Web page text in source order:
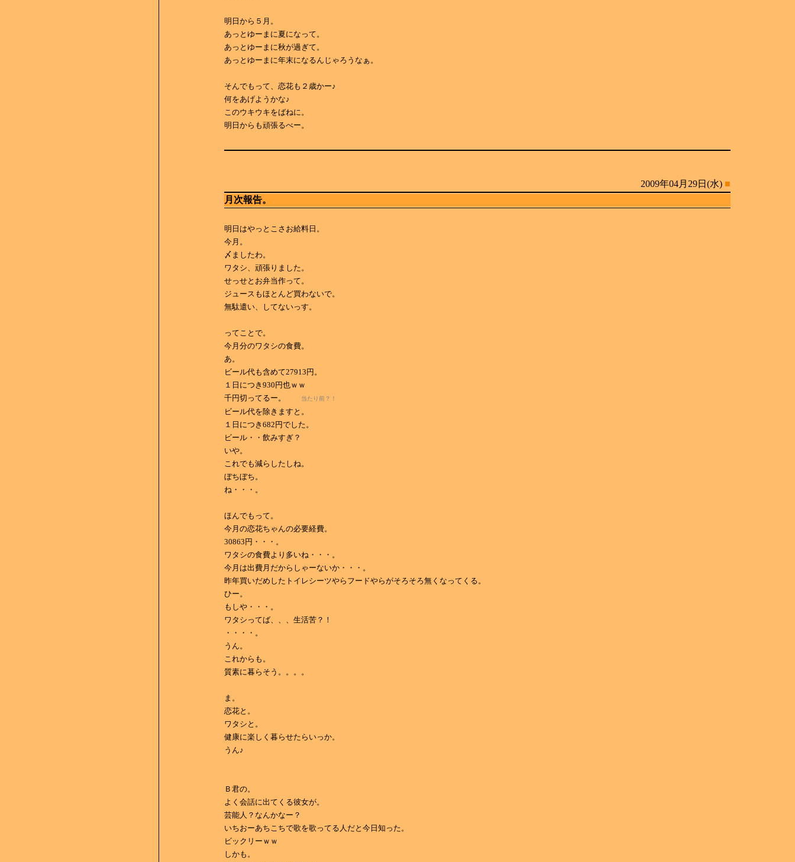
明日から５月。
あっとゆーまに夏になって。
あっとゆーまに秋が過ぎて。
あっとゆーまに年末になるんじゃろうなぁ。
そんでもって、恋花も２歳かー♪
何をあげようかな♪
このウキウキをばねに。
明日からも頑張るべー。
2009年04月29日(水) ■
月次報告。
明日はやっとこさお給料日。
今月。
〆ましたわ。
ワタシ、頑張りました。
せっせとお弁当作って。
ジュースもほとんど買わないで。
無駄遣い、してないっす。
ってことで。
今月分のワタシの食費。
あ。
ビール代も含めて27913円。
１日につき930円也ｗｗ
千円切ってるー。
当たり前？！
ビール代を除きますと。
１日につき682円でした。
ビール・・飲みすぎ？
いや。
これでも減らしたしね。
ぼちぼち。
ね・・・。
ほんでもって。
今月の恋花ちゃんの必要経費。
30863円・・・。
ワタシの食費より多いね・・・。
今月は出費月だからしゃーないか・・・。
昨年買いだめしたトイレシーツやらフードやらがそろそろ無くなってくる。
ひー。
もしや・・・。
ワタシってば、、、生活苦？！
・・・・。
うん。
これからも。
質素に暮らそう。。。。
ま。
恋花と。
ワタシと。
健康に楽しく暮らせたらいっか。
うん♪
Ｂ君の。
よく会話に出てくる彼女が。
芸能人？なんかなー？
いちおーあちこちで歌を歌ってる人だと今日知った。
ビックリーｗｗ
しかも。